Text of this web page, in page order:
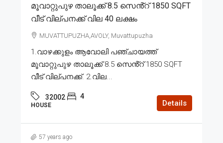
മൂവാറ്റുപുഴ താലൂക്ക് 8.5 സെൻ്റ് 1850 SQFT
വീട് വില്പനക്ക് വില 40 ലക്ഷം
MUVATTUPUZHA,AVOLY, Muvattupuzha
1.വാഴക്കുളം ആവോലി പഞ്ചായത്ത്
മൂവാറ്റുപുഴ താലൂക്ക് 8.5 സെൻ്റ് 1850 SQFT
വീട് വില്പനക്ക്. 2.വില...
32002 4
HOUSE Details
57 years ago